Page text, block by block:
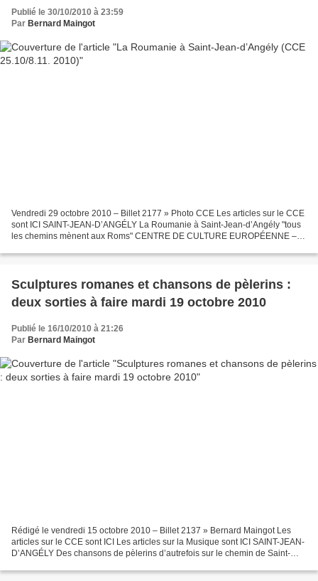
Publié le 30/10/2010 à 23:59
Par Bernard Maingot
Vendredi 29 octobre 2010 – Billet 2177 » Photo CCE Les articles sur le CCE
sont ICI SAINT-JEAN-D’ANGÉLY La Roumanie à Saint-Jean-d’Angély "tous
les chemins mènent aux Roms" CENTRE DE CULTURE EUROPÉENNE –
Sculptures romanes et chansons de pèlerins :
deux sorties à faire mardi 19 octobre 2010
Publié le 16/10/2010 à 21:26
Par Bernard Maingot
Rédigé le vendredi 15 octobre 2010 – Billet 2137 » Bernard Maingot Les
articles sur le CCE sont ICI Les articles sur la Musique sont ICI SAINT-JEAN-
D’ANGÉLY Des chansons de pèlerins d’autrefois sur le chemin de Saint-